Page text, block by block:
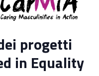
progetti
in Equality